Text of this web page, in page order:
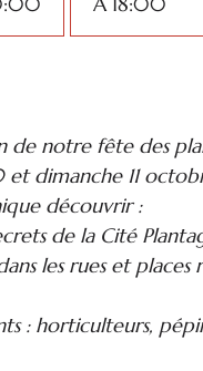
de notre fête des
et dimanche 11
découvrir :
de la Cité
les rues et places
: horticulteurs,